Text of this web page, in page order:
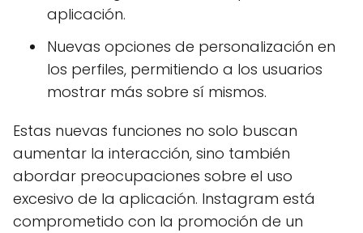
aplicación.
Nuevas opciones de personalización en
los perfiles, permitiendo a los usuarios
mostrar más sobre sí mismos.
Estas nuevas funciones no solo buscan
aumentar la interacción, sino también
abordar preocupaciones sobre el uso
excesivo de la aplicación. Instagram está
comprometido con la promoción de un